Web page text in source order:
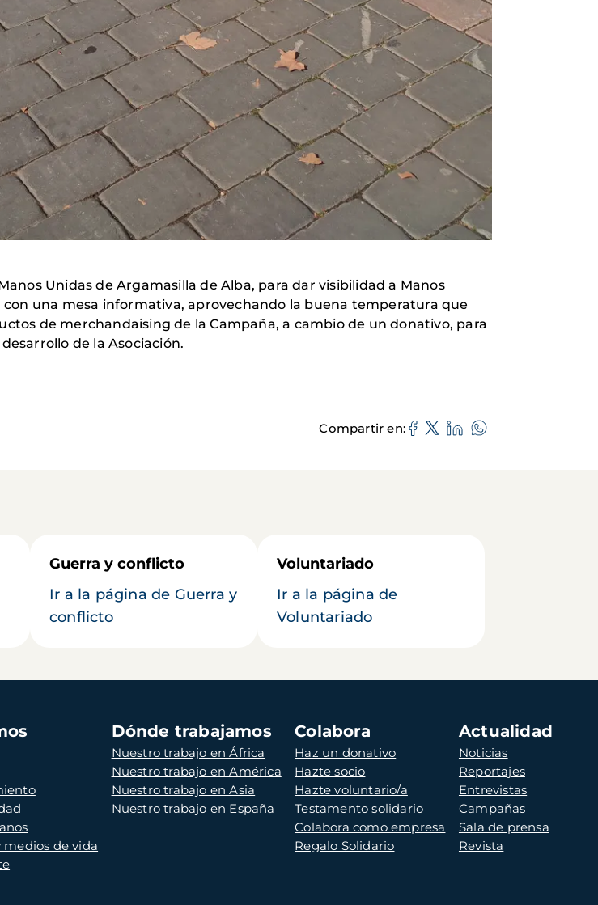
Unidas de Argamasilla de Alba, para dar visibilidad a Manos
una mesa informativa, aprovechando la buena temperatura que
de merchandaising de la Campaña, a cambio de un donativo, para
de la Asociación.
Compartir en
Guerra y conflicto
Ir a la página de Guerra y
conflicto
Voluntariado
Ir a la página de
Voluntariado
de vida
Dónde trabajamos
Nuestro trabajo en África
Nuestro trabajo en América
Nuestro trabajo en Asia
Nuestro trabajo en España
Colabora
Haz un donativo
Hazte socio
Hazte voluntario/a
Testamento solidario
Colabora como empresa
Regalo Solidario
Actualidad
Noticias
Reportajes
Entrevistas
Campañas
Sala de prensa
Revista